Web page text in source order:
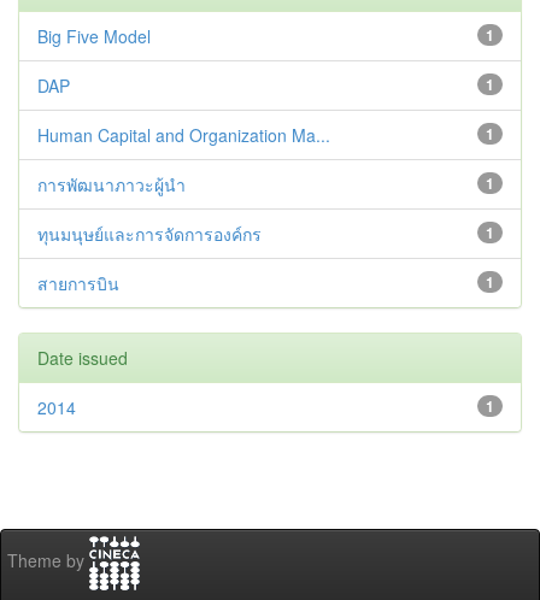
1
Big Five Model
1
DAP
1
Human Capital and Organization Ma...
1
การพัฒนาภาวะผู้นำ
1
ทุนมนุษย์และการจัดการองค์กร
1
สายการบิน
Date issued
1
2014
Theme by